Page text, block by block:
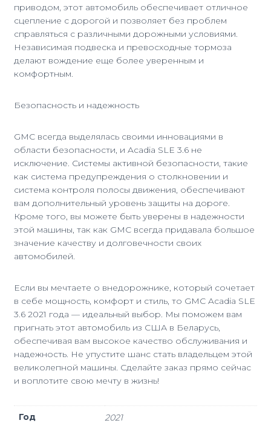
приводом, этот автомобиль обеспечивает отличное
сцепление с дорогой и позволяет без проблем
справляться с различными дорожными условиями.
Независимая подвеска и превосходные тормоза
делают вождение еще более уверенным и
комфортным.
Безопасность и надежность
GMC всегда выделялась своими инновациями в
области безопасности, и Acadia SLE 3.6 не
исключение. Системы активной безопасности, такие
как система предупреждения о столкновении и
система контроля полосы движения, обеспечивают
вам дополнительный уровень защиты на дороге.
Кроме того, вы можете быть уверены в надежности
этой машины, так как GMC всегда придавала большое
значение качеству и долговечности своих
автомобилей.
Если вы мечтаете о внедорожнике, который сочетает
в себе мощность, комфорт и стиль, то GMC Acadia SLE
3.6 2021 года — идеальный выбор. Мы поможем вам
пригнать этот автомобиль из США в Беларусь,
обеспечивая вам высокое качество обслуживания и
надежность. Не упустите шанс стать владельцем этой
великолепной машины. Сделайте заказ прямо сейчас
и воплотите свою мечту в жизнь!
Год 2021